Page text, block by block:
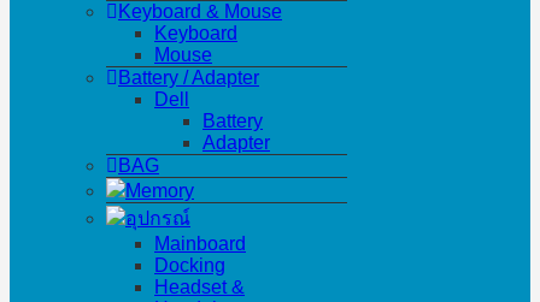
Keyboard & Mouse
Keyboard
Mouse
Battery / Adapter
Dell
Battery
Adapter
BAG
Memory
อุปกรณ์
Mainboard
Docking
Headset &